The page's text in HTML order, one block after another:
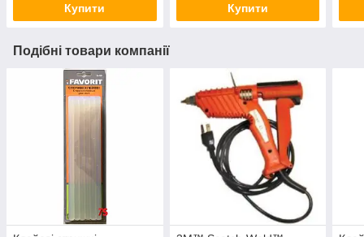
Купити Купити
Подібні товари компанії